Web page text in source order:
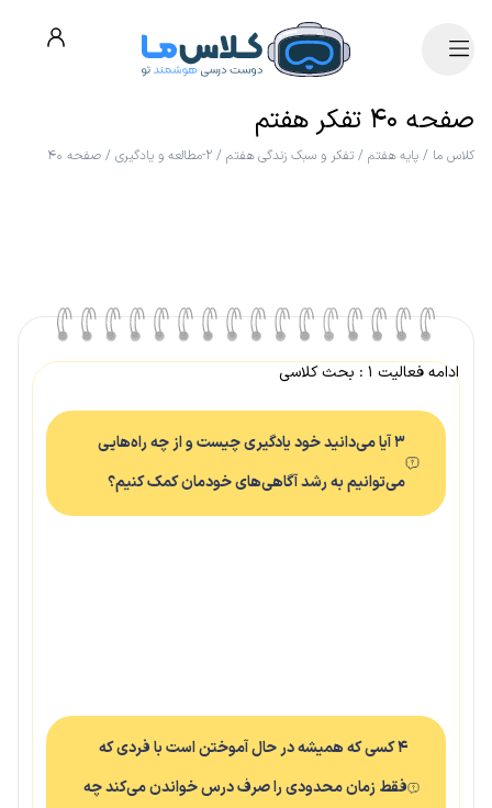
صفحه ۴۰ تفکر هفتم
کلاس ما / پایه هفتم / تفکر و سبک زندگی هفتم / ۲-مطالعه و یادگیری / صفحه ۴۰
ادامه فعالیت ۱ : بحث کلاسی
۳ آیا می‌دانید خود یادگیری چیست و از چه راه‌هایی
می‌توانیم به رشد آگاهی‌های خودمان کمک کنیم؟
۴ کسی که همیشه در حال آموختن است با فردی که
فقط زمان محدودی را صرف درس خواندن می‌کند چه